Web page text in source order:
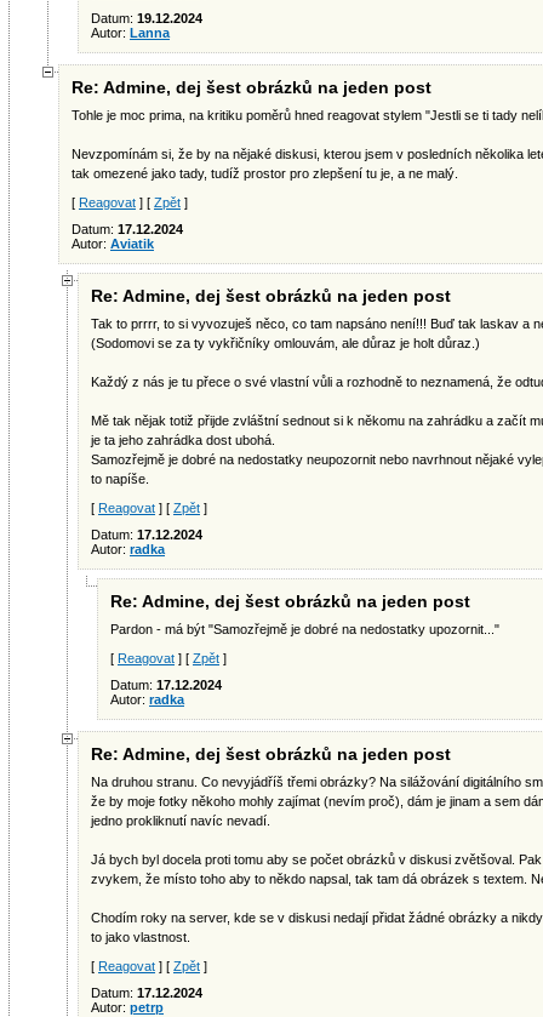
Datum: 19.12.2024
Autor: Lanna
Re: Admine, dej šest obrázků na jeden post
Tohle je moc prima, na kritiku poměrů hned reagovat stylem "Jestli se ti tady
Nevzpomínám si, že by na nějaké diskusi, kterou jsem v posledních několika
tak omezené jako tady, tudíž prostor pro zlepšení tu je, a ne malý.
[ Reagovat ] [ Zpět ]
Datum: 17.12.2024
Autor: Aviatik
Re: Admine, dej šest obrázků na jeden post
Tak to prrrr, to si vyvozuješ něco, co tam napsáno není!!! Buď tak laskav a
(Sodomovi se za ty vykřičníky omlouvám, ale důraz je holt důraz.)
Každý z nás je tu přece o své vlastní vůli a rozhodně to neznamená, že
Mě tak nějak totiž přijde zvláštní sednout si k někomu na zahrádku a začít
je ta jeho zahrádka dost ubohá.
Samozřejmě je dobré na nedostatky neupozornit nebo navrhnout nějaké
to napíše.
[ Reagovat ] [ Zpět ]
Datum: 17.12.2024
Autor: radka
Re: Admine, dej šest obrázků na jeden post
Pardon - má být "Samozřejmě je dobré na nedostatky upozornit..."
[ Reagovat ] [ Zpět ]
Datum: 17.12.2024
Autor: radka
Re: Admine, dej šest obrázků na jeden post
Na druhou stranu. Co nevyjádříš třemi obrázky? Na silážování digitálního
že by moje fotky někoho mohly zajímat (nevím proč), dám je jinam a sem
jedno prokliknutí navíc nevadí.
Já bych byl docela proti tomu aby se počet obrázků v diskusi zvětšoval.
zvykem, že místo toho aby to někdo napsal, tak tam dá obrázek s textem.
Chodím roky na server, kde se v diskusi nedají přidat žádné obrázky a
to jako vlastnost.
[ Reagovat ] [ Zpět ]
Datum: 17.12.2024
Autor: petrp